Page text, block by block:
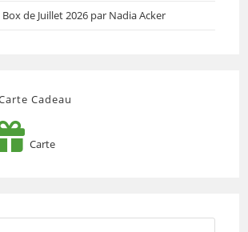
de Juillet 2026 par Nadia Acker
Cadeau
Carte